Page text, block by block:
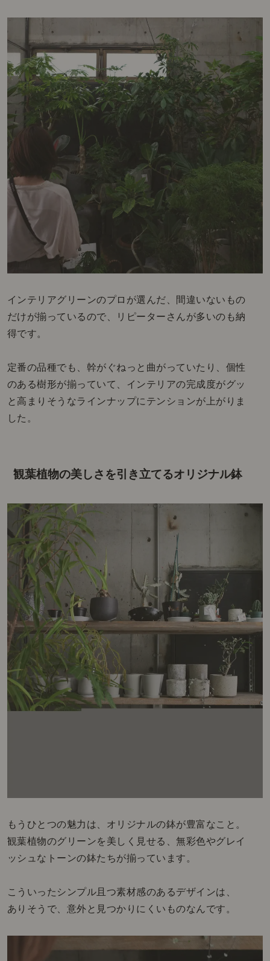
インテリアグリーンのプロが選んだ、間違いないもの
だけが揃っているので、リピーターさんが多いのも納
得です。
定番の品種でも、幹がぐねっと曲がっていたり、個性
のある樹形が揃っていて、インテリアの完成度がグッ
と高まりそうなラインナップにテンションが上がりま
した。
観葉植物の美しさを引き立てるオリジナル鉢
もうひとつの魅力は、オリジナルの鉢が豊富なこと。
観葉植物のグリーンを美しく見せる、無彩色やグレイ
ッシュなトーンの鉢たちが揃っています。
こういったシンプル且つ素材感のあるデザインは、
ありそうで、意外と見つかりにくいものなんです。